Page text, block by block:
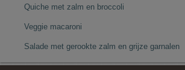
Quiche met zalm en broccoli
Veggie macaroni
Salade met gerookte zalm en grijze garnalen